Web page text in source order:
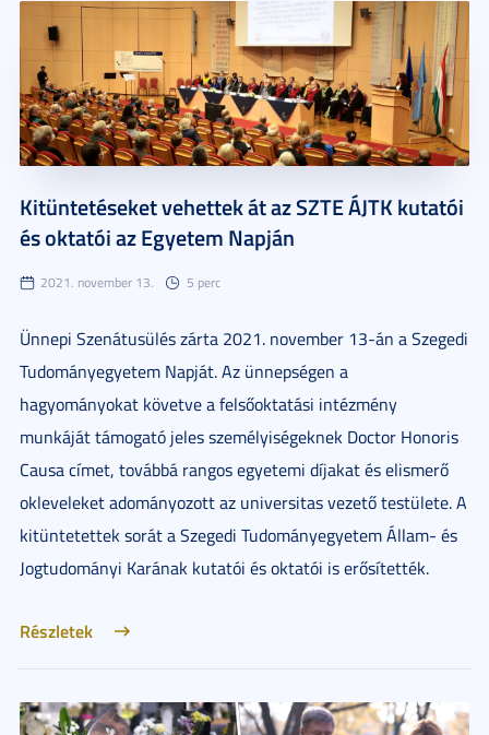
Kitüntetéseket vehettek át az SZTE ÁJTK kutatói
és oktatói az Egyetem Napján
2021. november 13. 5 perc
Ünnepi Szenátusülés zárta 2021. november 13-án a Szegedi
Tudományegyetem Napját. Az ünnepségen a
hagyományokat követve a felsőoktatási intézmény
munkáját támogató jeles személyiségeknek Doctor Honoris
Causa címet, továbbá rangos egyetemi díjakat és elismerő
okleveleket adományozott az universitas vezető testülete. A
kitüntetettek sorát a Szegedi Tudományegyetem Állam- és
Jogtudományi Karának kutatói és oktatói is erősítették.
Részletek